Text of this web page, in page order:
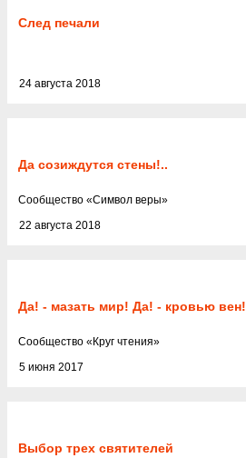
След печали
24 августа 2018
Да созиждутся стены!..
22 августа 2018
Cообщество «Символ веры»
Да! - мазать мир! Да! - кровью вен!
5 июня 2017
Cообщество « Круг чтения»
Выбор трех святителей